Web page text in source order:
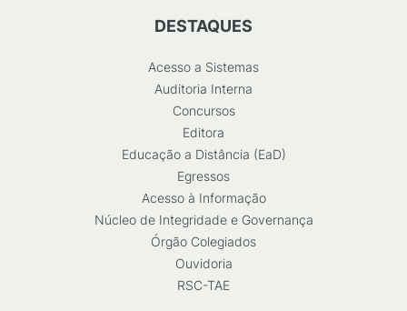
DESTAQUES
Acesso a Sistemas
Auditoria Interna
Concursos
Editora
Educação a Distância (EaD)
Egressos
Acesso à Informação
Núcleo de Integridade e Governança
Órgão Colegiados
Ouvidoria
RSC-TAE